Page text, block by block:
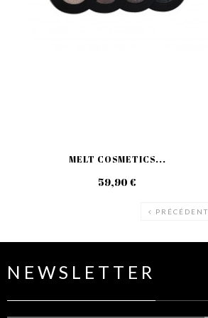
MELT COSMETICS...
59,90 €
PRÉCÉDENT
NEWSLETTER